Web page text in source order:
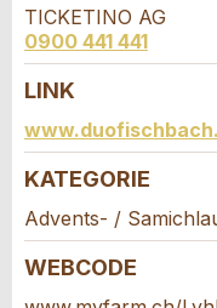
* Eingabe
Zur
NACHRICHT
Schliessen
PLZ / Ort *:
E-Mail *:
Telefon *:
TICKETINO AG
0900 441 441
Kontakt
Verfassen Sie
Kontaktpersonen
LINK
KATEGORIE
Advents- /
WEBCODE